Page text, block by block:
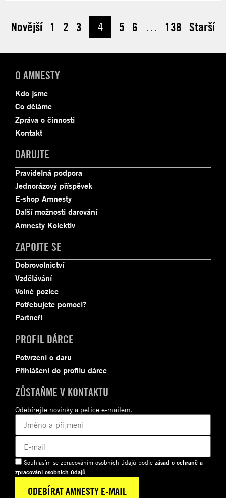
Novější 1 2 3 4 5 6 … 138 Starší
O AMNESTY
Kdo jsme
Co děláme
Zpráva o činnosti
Kontakt
DARUJTE
Pravidelná podpora
Jednorázový příspěvek
E-shop Amnesty
Další možnosti darování
Amnesty Kolektiv
ZAPOJTE SE
Dobrovolnictví
Vzdělávání
Volné pozice
Potřebujete pomoci?
Partneři
PROFIL DÁRCE
Potvrzení o daru
Přihlášení do profilu dárce
ZŮSTAŇME V KONTAKTU
Odebírejte novinky a petice e-mailem.
Souhlasím se zpracováním osobních údajů podle zásad o ochraně a
zpracování osobních údajů